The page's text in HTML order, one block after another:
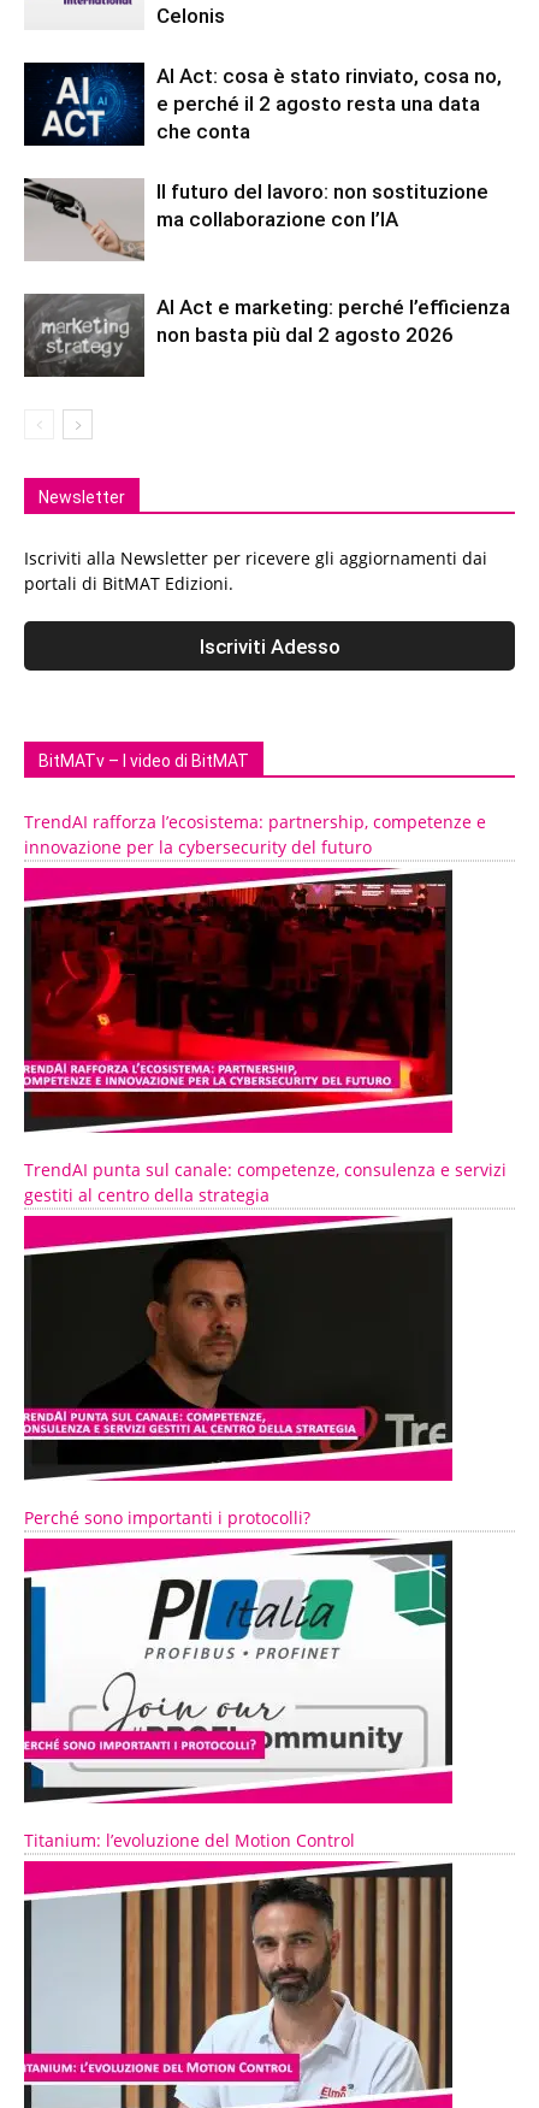
Celonis
AI Act: cosa è stato rinviato, cosa no,
e perché il 2 agosto resta una data
che conta
Il futuro del lavoro: non sostituzione
ma collaborazione con l’IA
AI Act e marketing: perché l’efficienza
non basta più dal 2 agosto 2026
Newsletter
Iscriviti alla Newsletter per ricevere gli aggiornamenti dai
portali di BitMAT Edizioni.
BitMATv – I video di BitMAT
TrendAI rafforza l’ecosistema: partnership, competenze e
innovazione per la cybersecurity del futuro
TrendAI punta sul canale: competenze, consulenza e servizi
gestiti al centro della strategia
Perché sono importanti i protocolli?
Titanium: l’evoluzione del Motion Control